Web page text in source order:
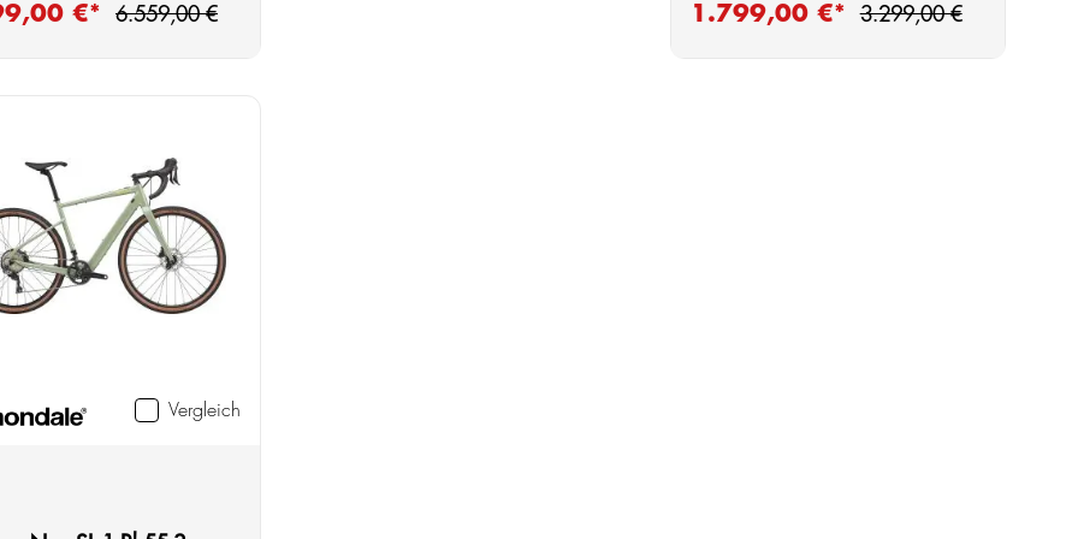
€* Regulärer Preis:
6.559,00 € Verkaufspreis:
1.799,00 €* Regulärer Preis:
3.299,00 €
Vergleich